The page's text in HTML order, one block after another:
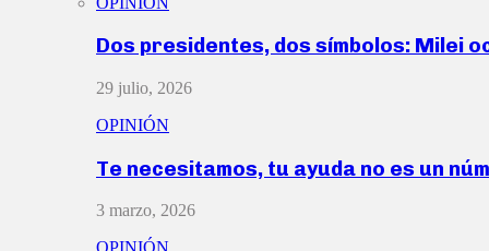
Dos presidentes, dos símbolos: Milei
29 julio, 2026
OPINIÓN
Te necesitamos, tu ayuda no es un
3 marzo, 2026